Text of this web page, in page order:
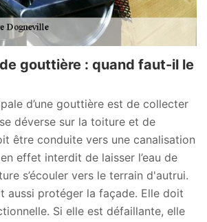
gouttière : quand faut-il le
d’une gouttière est de collecter
déverse sur la toiture et de
être conduite vers une canalisation
effet interdit de laisser l’eau de
s’écouler vers le terrain d'autrui.
aussi protéger la façade. Elle doit
Si elle est défaillante, elle